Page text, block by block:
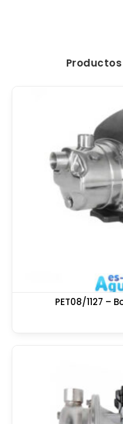
PET08/1127 –